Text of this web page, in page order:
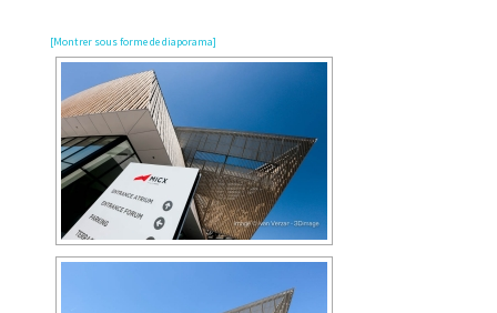
[Montrer sous forme de diaporama]